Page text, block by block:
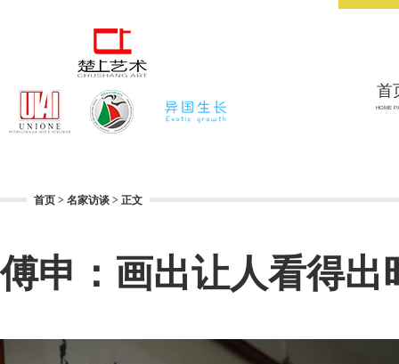
首
HOME
首页 > 名家访谈 > 正文
傅申：画出让人看得出